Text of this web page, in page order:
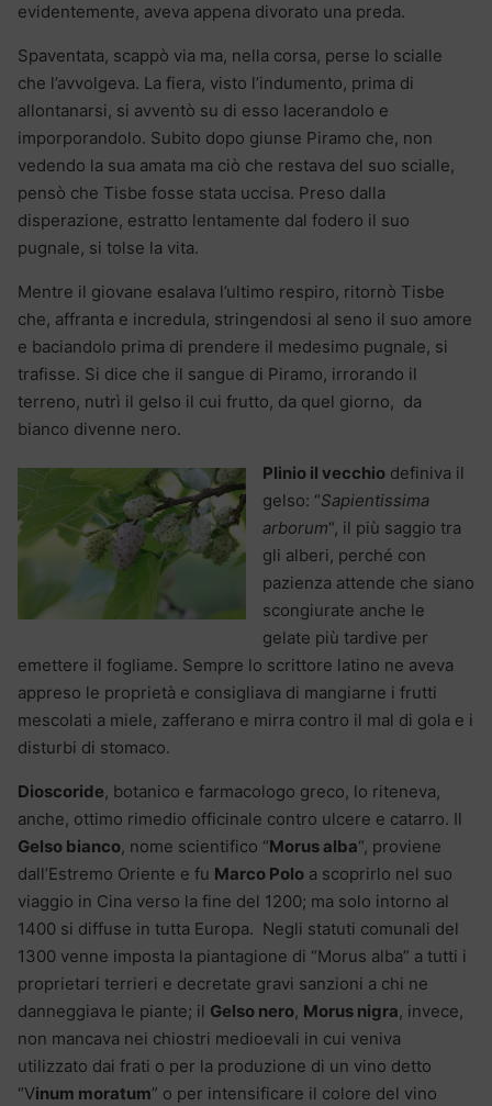
evidentemente, aveva appena divorato una preda.
Spaventata, scappò via ma, nella corsa, perse lo scialle
che l’avvolgeva. La fiera, visto l’indumento, prima di
allontanarsi, si avventò su di esso lacerandolo e
imporporandolo. Subito dopo giunse Piramo che, non
vedendo la sua amata ma ciò che restava del suo scialle,
pensò che Tisbe fosse stata uccisa. Preso dalla
disperazione, estratto lentamente dal fodero il suo
pugnale, si tolse la vita.
Mentre il giovane esalava l’ultimo respiro, ritornò Tisbe
che, affranta e incredula, stringendosi al seno il suo amore
e baciandolo prima di prendere il medesimo pugnale, si
trafisse. Si dice che il sangue di Piramo, irrorando il
terreno, nutrì il gelso il cui frutto, da quel giorno, da
bianco divenne nero.
Plinio il vecchio definiva il
gelso: “Sapientissima
arborum“, il più saggio tra
gli alberi, perché con
pazienza attende che siano
scongiurate anche le
gelate più tardive per
emettere il fogliame. Sempre lo scrittore latino ne aveva
appreso le proprietà e consigliava di mangiarne i frutti
mescolati a miele, zafferano e mirra contro il mal di gola e i
disturbi di stomaco.
Dioscoride, botanico e farmacologo greco, lo riteneva,
anche, ottimo rimedio officinale contro ulcere e catarro. Il
Gelso bianco, nome scientifico “Morus alba“, proviene
dall’Estremo Oriente e fu Marco Polo a scoprirlo nel suo
viaggio in Cina verso la fine del 1200; ma solo intorno al
1400 si diffuse in tutta Europa. Negli statuti comunali del
1300 venne imposta la piantagione di “Morus alba” a tutti i
proprietari terrieri e decretate gravi sanzioni a chi ne
danneggiava le piante; il Gelso nero, Morus nigra, invece,
non mancava nei chiostri medioevali in cui veniva
utilizzato dai frati o per la produzione di un vino detto
“Vinum moratum” o per intensificare il colore del vino